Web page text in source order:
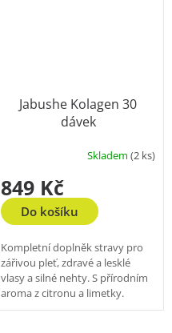
Jabushe Kolagen 30
dávek
Skladem (2 ks)
849 Kč
Do košíku
Kompletní doplněk stravy pro
zářivou pleť, zdravé a lesklé
vlasy a silné nehty. S přírodním
aroma z citronu a limetky.
Neobsahuje cukr ani umělá